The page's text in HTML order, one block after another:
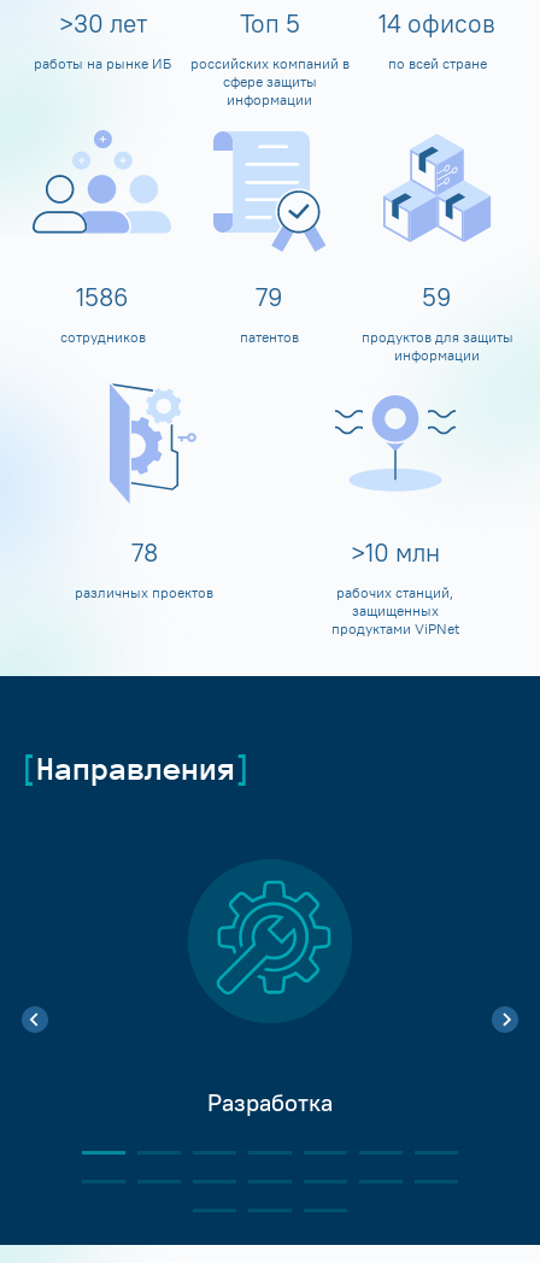
>30 лет
работы на рынке ИБ
Топ 5
российских компаний в
сфере защиты
информации
14 офисов
по всей стране
1600
сотрудников
80
патентов
60
продуктов для защиты
информации
80
различных проектов
>10 млн
рабочих станций,
защищенных
продуктами ViPNet
Направления
Разработка